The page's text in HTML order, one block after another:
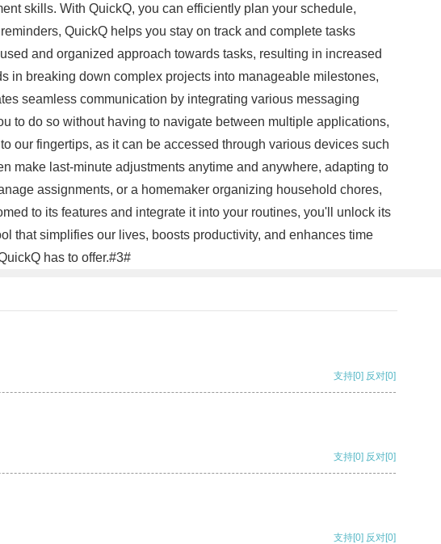
skills. With QuickQ, you can efficiently plan your schedule,
QuickQ helps you stay on track and complete tasks
and organized approach towards tasks, resulting in increased
in breaking down complex projects into manageable milestones,
seamless communication by integrating various messaging
to do so without having to navigate between multiple applications,
our fingertips, as it can be accessed through various devices such
make last-minute adjustments anytime and anywhere, adapting to
assignments, or a homemaker organizing household chores,
to its features and integrate it into your routines, you'll unlock its
that simplifies our lives, boosts productivity, and enhances time
has to offer.#3#
支持[0] 反对[0]
支持[0] 反对[0]
支持[0] 反对[0]